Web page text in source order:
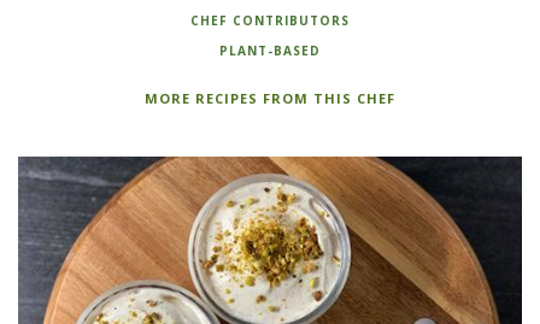
CHEF CONTRIBUTORS
PLANT-BASED
MORE RECIPES FROM THIS CHEF